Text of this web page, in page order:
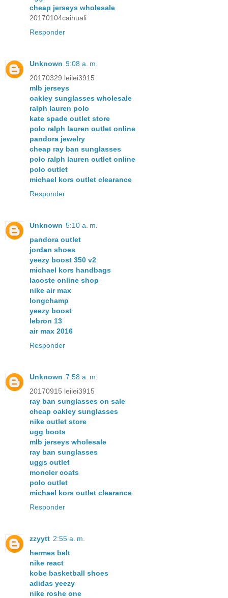
cheap jerseys wholesale
20170104caihuali
Responder
Unknown 9:08 a. m.
20170329 leilei3915
mlb jerseys
oakley sunglasses wholesale
ralph lauren polo
kate spade outlet store
polo ralph lauren outlet online
pandora jewelry
cheap ray ban sunglasses
polo ralph lauren outlet online
polo outlet
michael kors outlet clearance
Responder
Unknown 5:10 a. m.
pandora outlet
jordan shoes
yeezy boost 350 v2
michael kors handbags
lacoste online shop
nike air max
longchamp
yeezy boost
lebron 13
air max 2016
Responder
Unknown 7:58 a. m.
20170915 leilei3915
ray ban sunglasses on sale
cheap oakley sunglasses
nike outlet store
ugg boots
mlb jerseys wholesale
ray ban sunglasses
uggs outlet
moncler coats
polo outlet
michael kors outlet clearance
Responder
zzyytt 2:55 a. m.
hermes belt
nike react
kobe basketball shoes
adidas yeezy
nike roshe one